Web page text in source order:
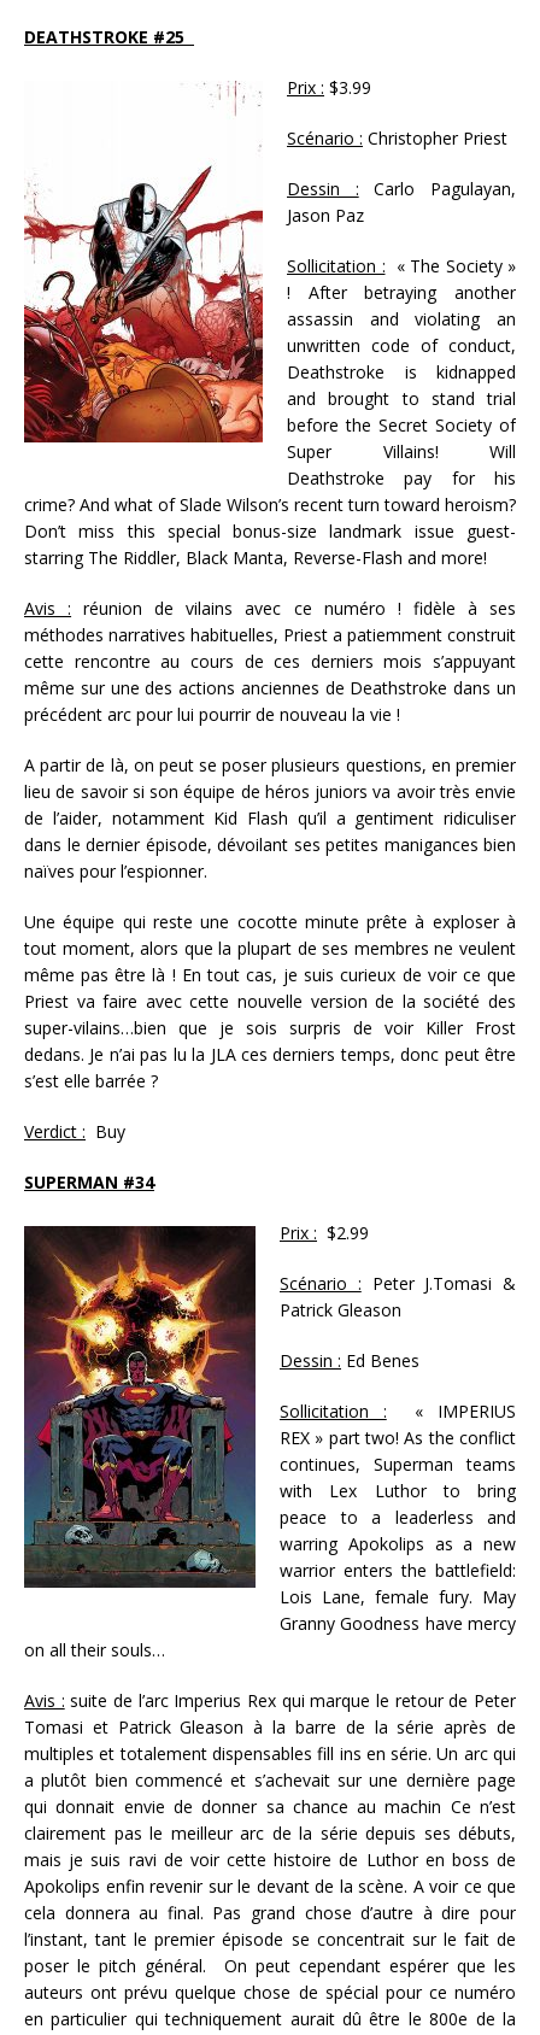
DEATHSTROKE #25
Prix : $3.99
Scénario : Christopher Priest
Dessin : Carlo Pagulayan,
Jason Paz
Sollicitation : « The Society »
! After betraying another
assassin and violating an
unwritten code of conduct,
Deathstroke is kidnapped
and brought to stand trial
before the Secret Society of
Super Villains! Will
Deathstroke pay for his
crime? And what of Slade Wilson’s recent turn toward heroism?
Don’t miss this special bonus-size landmark issue guest-
starring The Riddler, Black Manta, Reverse-Flash and more!
Avis : réunion de vilains avec ce numéro ! fidèle à ses
méthodes narratives habituelles, Priest a patiemment construit
cette rencontre au cours de ces derniers mois s’appuyant
même sur une des actions anciennes de Deathstroke dans un
précédent arc pour lui pourrir de nouveau la vie !
A partir de là, on peut se poser plusieurs questions, en premier
lieu de savoir si son équipe de héros juniors va avoir très envie
de l’aider, notamment Kid Flash qu’il a gentiment ridiculiser
dans le dernier épisode, dévoilant ses petites manigances bien
naïves pour l’espionner.
Une équipe qui reste une cocotte minute prête à exploser à
tout moment, alors que la plupart de ses membres ne veulent
même pas être là ! En tout cas, je suis curieux de voir ce que
Priest va faire avec cette nouvelle version de la société des
super-vilains…bien que je sois surpris de voir Killer Frost
dedans. Je n’ai pas lu la JLA ces derniers temps, donc peut être
s’est elle barrée ?
Verdict : Buy
SUPERMAN #34
Prix : $2.99
Scénario : Peter J.Tomasi &
Patrick Gleason
Dessin : Ed Benes
Sollicitation : « IMPERIUS
REX » part two! As the conflict
continues, Superman teams
with Lex Luthor to bring
peace to a leaderless and
warring Apokolips as a new
warrior enters the battlefield:
Lois Lane, female fury. May
Granny Goodness have mercy
on all their souls…
Avis : suite de l’arc Imperius Rex qui marque le retour de Peter
Tomasi et Patrick Gleason à la barre de la série après de
multiples et totalement dispensables fill ins en série. Un arc qui
a plutôt bien commencé et s’achevait sur une dernière page
qui donnait envie de donner sa chance au machin Ce n’est
clairement pas le meilleur arc de la série depuis ses débuts,
mais je suis ravi de voir cette histoire de Luthor en boss de
Apokolips enfin revenir sur le devant de la scène. A voir ce que
cela donnera au final. Pas grand chose d’autre à dire pour
l’instant, tant le premier épisode se concentrait sur le fait de
poser le pitch général. On peut cependant espérer que les
auteurs ont prévu quelque chose de spécial pour ce numéro
en particulier qui techniquement aurait dû être le 800e de la